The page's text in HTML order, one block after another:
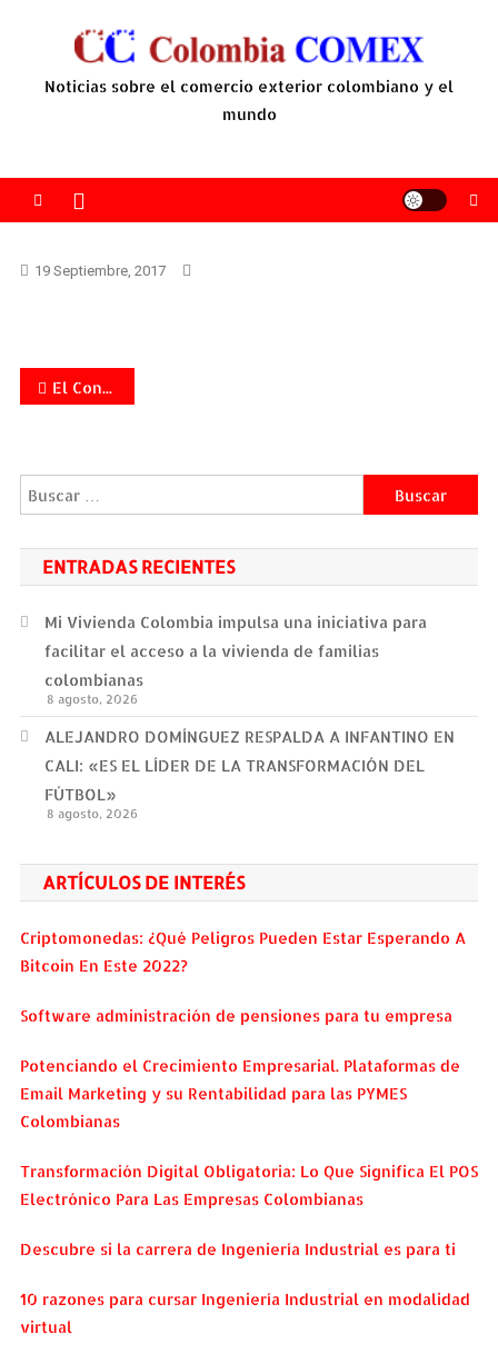
Noticias sobre el comercio exterior colombiano y el
mundo
19 Septiembre, 2017
Navegación
entradas
El Congreso Nacional de la Hotelería 2017 estará nutrido por una amplia agenda académica, de negocios e innovación.
Buscar:
ENTRADAS RECIENTES
Mi Vivienda Colombia impulsa una iniciativa para
facilitar el acceso a la vivienda de familias
colombianas
8 agosto, 2026
ALEJANDRO DOMÍNGUEZ RESPALDA A INFANTINO EN
CALI: «ES EL LÍDER DE LA TRANSFORMACIÓN DEL
FÚTBOL»
8 agosto, 2026
ARTÍCULOS DE INTERÉS
Criptomonedas: ¿Qué Peligros Pueden Estar Esperando A
Bitcoin En Este 2022?
Software administración de pensiones para tu empresa
Potenciando el Crecimiento Empresarial. Plataformas de
Email Marketing y su Rentabilidad para las PYMES
Colombianas
Transformación Digital Obligatoria: Lo Que Significa El POS
Electrónico Para Las Empresas Colombianas
Descubre si la carrera de Ingeniería Industrial es para ti
10 razones para cursar Ingeniería Industrial en modalidad
virtual